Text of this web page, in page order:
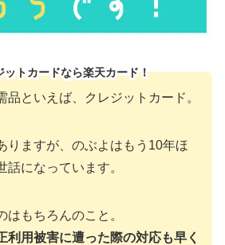
ットカードなら楽天カード！
品といえば、クレジットカード。
りますが、のぶよはもう10年ほ
話になっています。
はもちろんのこと。
利用被害に遭った際の対応も早く